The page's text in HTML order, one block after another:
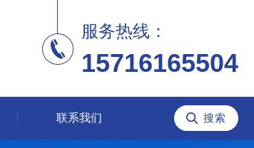
服务热线：
15716165504
联系我们